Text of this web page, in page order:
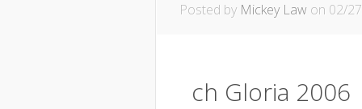
Posted by Mickey Law on 02/
ch Gloria 2006